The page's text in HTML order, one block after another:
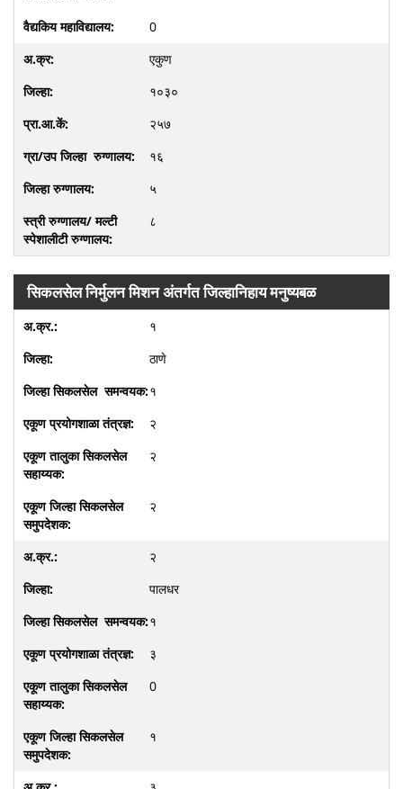
0
एकुण
१०३०
२५७
१६
५
८
सिकलसेल निर्मुलन मिशन अंतर्गत जिल्‍हानिहाय मनुष्‍यबळ
१
ठाणे
१
२
२
२
२
पालधर
१
३
0
१